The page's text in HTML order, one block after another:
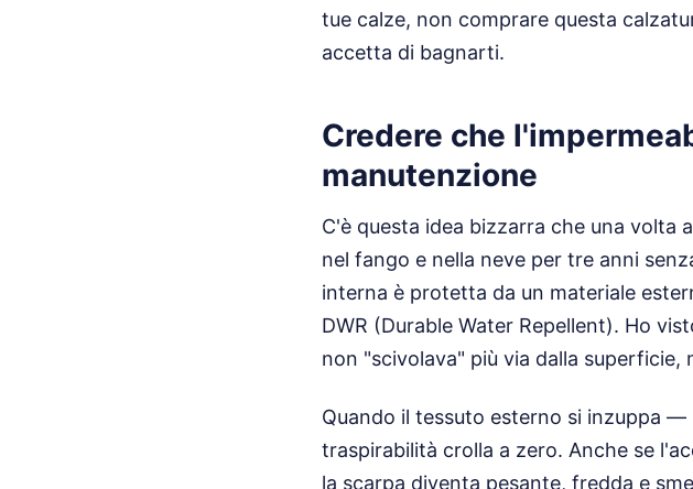
tue calze, non comprare questa
accetta di bagnarti.
Credere che
manutenzione
C'è questa idea bizzarra che una volta
nel fango e nella neve per tre anni
interna è protetta da un materiale
DWR (Durable Water Repellent). Ho
non "scivolava" più via dalla
Quando il tessuto esterno si inzuppa
traspirabilità crolla a zero. Anche se
la scarpa diventa pesante, fredda e